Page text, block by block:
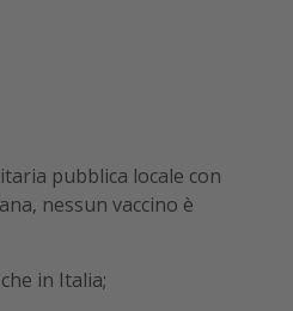
pubblica locale con
nessun vaccino è
in Italia;